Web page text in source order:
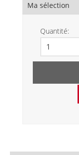
Ma sélection
Quantité: